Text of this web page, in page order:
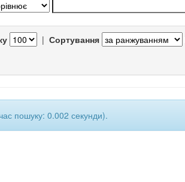
| Сортування
пошуку: 0.002 секунди).